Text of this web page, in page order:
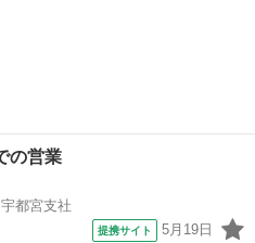
の営業
都宮支社
提携サイト 5月19日